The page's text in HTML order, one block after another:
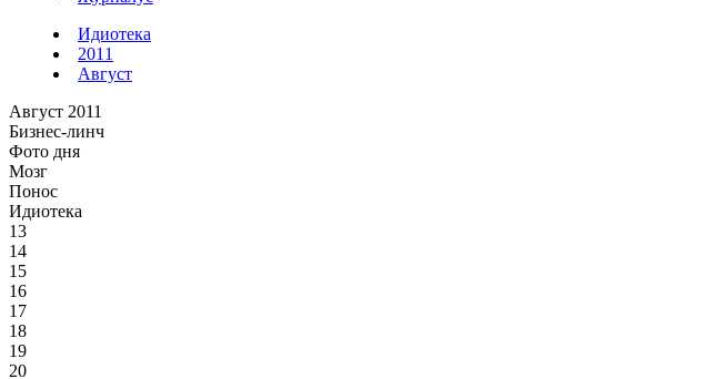
Идиотека
2011
Август
Август 2011
Бизнес-линч
Фото дня
Мозг
Понос
Идиотека
13
14
15
16
17
18
19
20